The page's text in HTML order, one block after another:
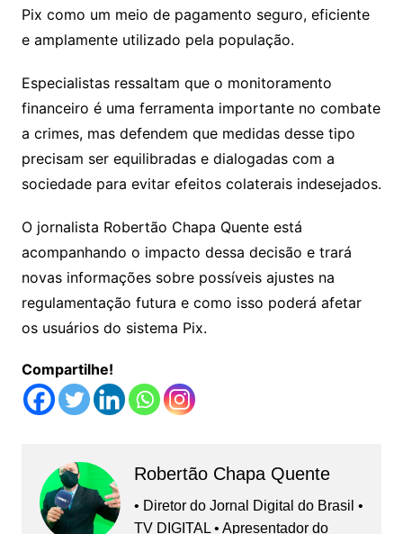
Pix como um meio de pagamento seguro, eficiente
e amplamente utilizado pela população.
Especialistas ressaltam que o monitoramento
financeiro é uma ferramenta importante no combate
a crimes, mas defendem que medidas desse tipo
precisam ser equilibradas e dialogadas com a
sociedade para evitar efeitos colaterais indesejados.
O jornalista Robertão Chapa Quente está
acompanhando o impacto dessa decisão e trará
novas informações sobre possíveis ajustes na
regulamentação futura e como isso poderá afetar
os usuários do sistema Pix.
Compartilhe!
Robertão Chapa Quente
• Diretor do Jornal Digital do Brasil •
TV DIGITAL • Apresentador do